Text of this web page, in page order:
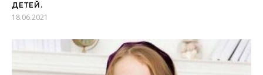
ДЕТЕЙ.
18.06.2021